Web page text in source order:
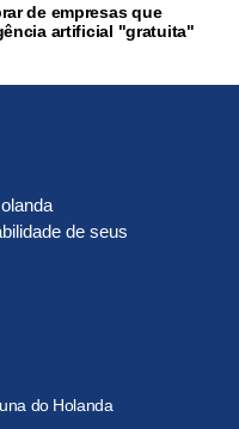
de empresas que
artificial "gratuita"
de seus
do Holanda